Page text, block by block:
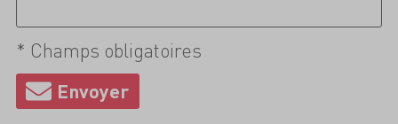
* Champs obligatoires